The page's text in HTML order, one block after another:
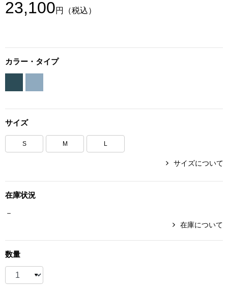
BOGARD 最新号はこちら
ルームウェア
23,100円 （税込）
カラー・タイプ
サイズ
S M L
サイズについて
在庫状況
－
在庫について
数量